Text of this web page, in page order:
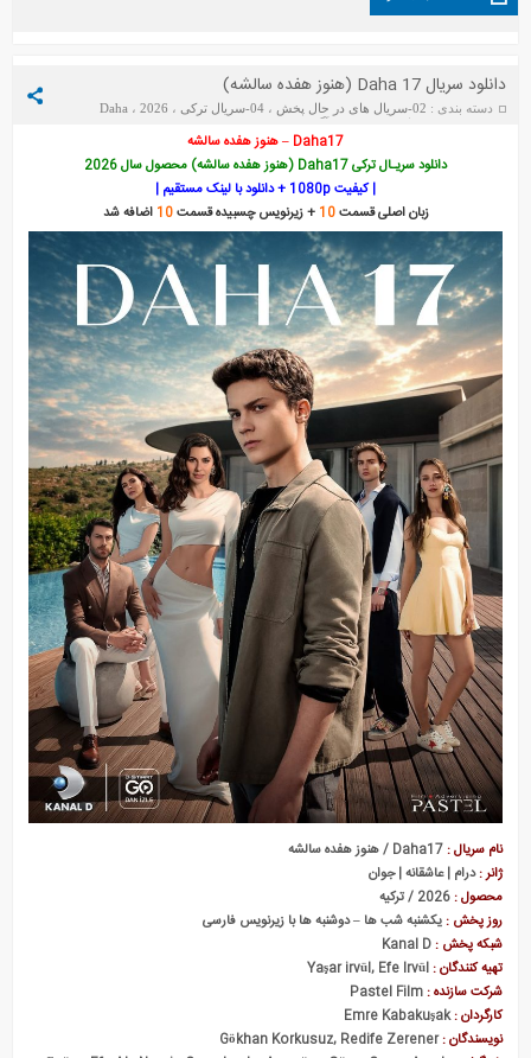
دانلود سریال Daha 17 (هنوز هفده سالشه)
دسته بندی : 02-سریال های در حال پخش ،04-سریال ترکی ، 2026 ، Daha
تاریخ : دوشنبه 3 آگوست 2026
Daha17 – هنوز هفده سالشه
دانلود سریـال ترکی Daha17 (هنوز هفده سالشه) محصول سال 2026
| کیفیت 1080p + دانلود با لینک مستقیم |
زبان اصلی قسمت10 + زیرنویس چسبیده قسمت10 اضافه شد
نام سریال :Daha17 / هنوز هفده سالشه
ژانر :درام | عاشقانه | جوان
محصول :2026 / ترکیه
روز پخش :یکشنبه شب ها – دوشنبه ها با زیرنویس فارسی
شبکه پخش :Kanal D
تهیه کنندگان :Yaşar irvül, Efe Irvül
شرکت سازنده :Pastel Film
کارگردان :Emre
Kabakuşak
نویسندگان :Gökhan Korkusuz, Redife Zerener